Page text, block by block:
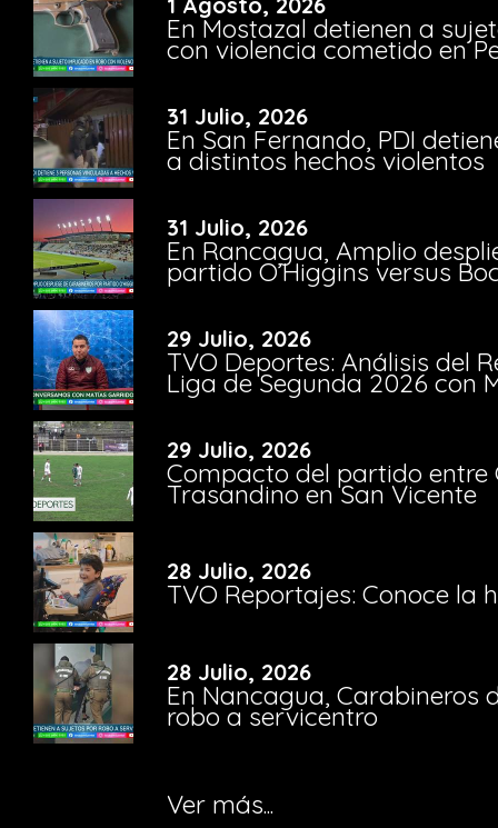
En Mostazal detienen a
con violencia cometido en
31 Julio, 2026
En San Fernando, PDI
a distintos hechos violentos
31 Julio, 2026
En Rancagua, Amplio
partido O’Higgins versus
29 Julio, 2026
TVO Deportes: Análisis del
Liga de Segunda 2026 con
29 Julio, 2026
Compacto del partido entre
Trasandino en San Vicente
28 Julio, 2026
TVO Reportajes: Conoce la
28 Julio, 2026
En Nancagua, Carabineros
robo a servicentro
Ver más...